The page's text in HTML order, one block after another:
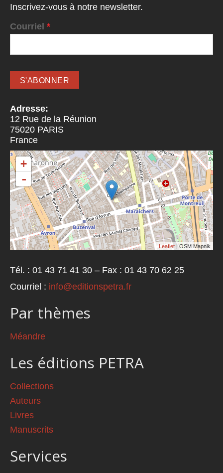
Inscrivez-vous à notre newsletter.
Courriel *
Adresse:
12 Rue de la Réunion
75020 PARIS
France
+
-
Leaflet | OSM Mapnik
Tél. : 01 43 71 41 30 – Fax : 01 43 70 62 25
Courriel : info@editionspetra.fr
Par thèmes
Méandre
Les éditions PETRA
Collections
Auteurs
Livres
Manuscrits
Services